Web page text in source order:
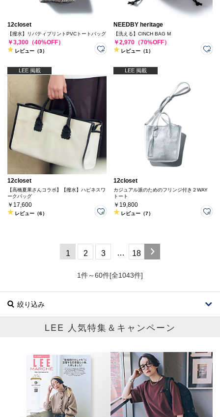
12closet
【撥水】リバティプリントPVCトートバッグ
￥3,300（40%OFF）
レビュー（3）
NEEDBY heritage
【洗える】CINCH BAG M
￥2,970（70%OFF）
レビュー（1）
LEE 掲載
12closet
【高橋夏果さんコラボ】【撥水】ハピネスワ
ークバッグ
￥17,600
レビュー（6）
LEE 掲載
12closet
カジュアル派のためのフリンジ付き２WAY
トート
￥19,800
レビュー（7）
1 2 3 … 18
1件～60件[全1043件]
絞り込み
ブランド
バッグ
LEE 人気特集＆キャンペーン